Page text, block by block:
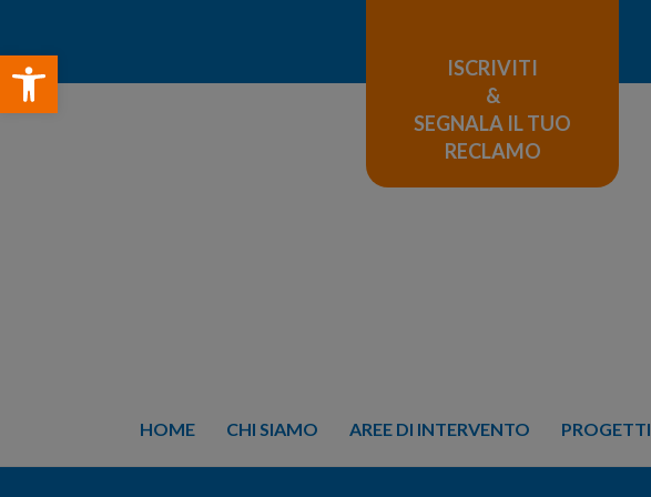
Open toolbar
ISCRIVITI
&
SEGNALA IL TUO
RECLAMO
HOME CHI SIAMO AREE DI INTERVENTO PROGETTI